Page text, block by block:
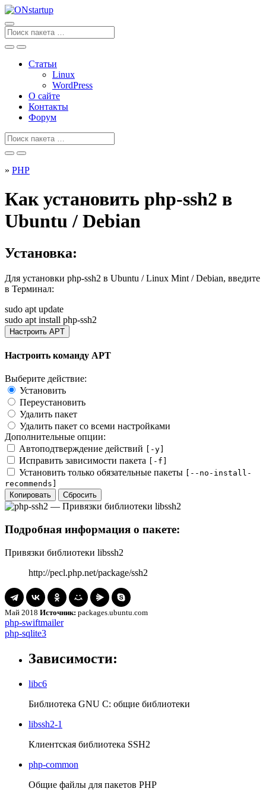
Перейти
к
содержанию
Поиск
для
Статьи
Linux
WordPress
О сайте
Контакты
Форум
Поиск
для
» PHP
Как установить php-ssh2 в
Ubuntu / Debian
Установка:
Для установки php-ssh2 в Ubuntu / Linux Mint / Debian, введите
в Терминал:
sudo apt update
sudo apt install php-ssh2
Настроить APT
Настроить команду APT
Выберите действие:
Установить
Переустановить
Удалить пакет
Удалить пакет со всеми настройками
Дополнительные опции:
Автоподтверждение действий
[-y]
Исправить зависимости пакета [-f]
Установить только обязательные пакеты
[--no-install-
recommends]
Копировать
Сбросить
Подробная информация о пакете:
Привязки библиотеки libssh2
http://pecl.php.net/package/ssh2
Май 2018 Источник: packages.ubuntu.com
Навигация
по
записям
php-
swiftmailer
php-swiftmailer
php-
php-sqlite3
Зависимости:
libc6
Библиотека GNU C: общие библиотеки
libssh2-1
Клиентская библиотека SSH2
php-common
Общие файлы для пакетов PHP